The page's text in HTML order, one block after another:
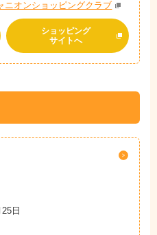
ニオンショッピングクラブ
ショッピング
サイトへ
日